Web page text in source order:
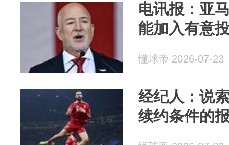
电讯报：亚
能加入有意
懂球帝 2026-07-23
经纪人：说
续约条件的